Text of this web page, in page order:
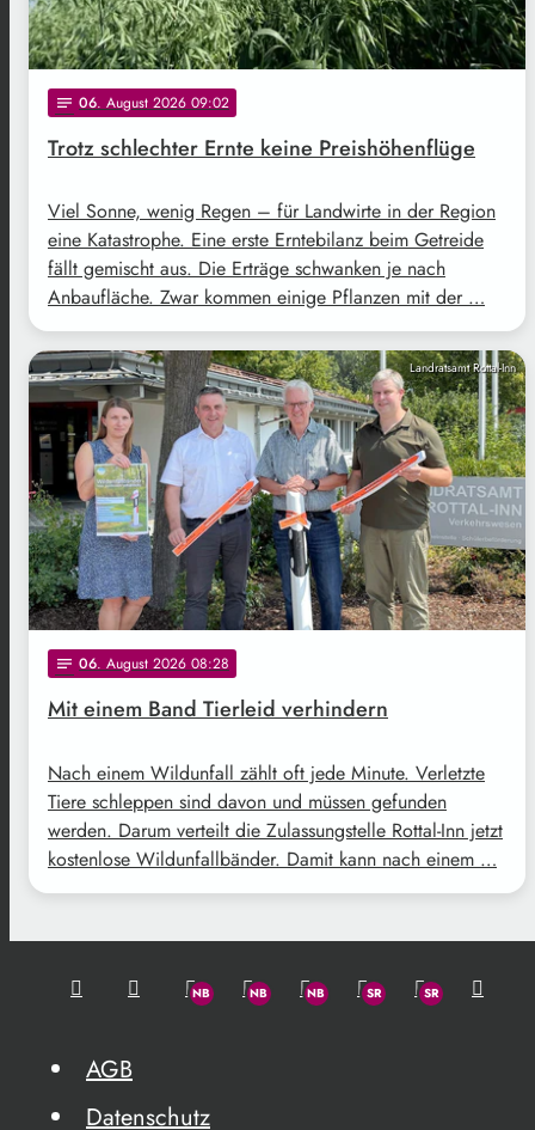
notes 06. August 2026 09:02
Trotz schlechter Ernte keine Preishöhenflüge
Viel Sonne, wenig Regen – für Landwirte in der Region
eine Katastrophe. Eine erste Erntebilanz beim Getreide
fällt gemischt aus. Die Erträge schwanken je nach
Anbaufläche. Zwar kommen einige Pflanzen mit der …
Landratsamt Rottal-Inn
notes 06. August 2026 08:28
Mit einem Band Tierleid verhindern
Nach einem Wildunfall zählt oft jede Minute. Verletzte
Tiere schleppen sind davon und müssen gefunden
werden. Darum verteilt die Zulassungstelle Rottal-Inn jetzt
kostenlose Wildunfallbänder. Damit kann nach einem …
AGB
Datenschutz